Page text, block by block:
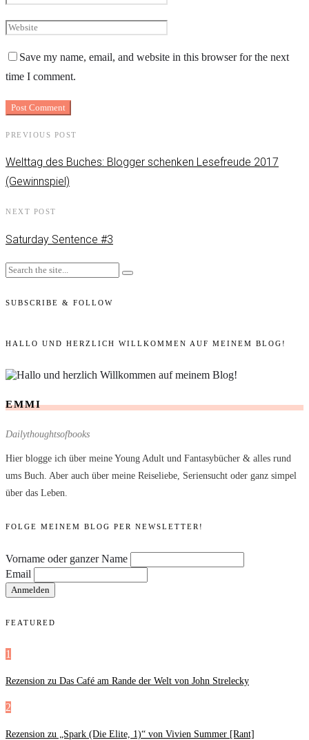
Save my name, email, and website in this browser for the next
time I comment.
PREVIOUS POST
Welttag des Buches: Blogger schenken Lesefreude 2017
(Gewinnspiel)
NEXT POST
Saturday Sentence #3
SUBSCRIBE & FOLLOW
HALLO UND HERZLICH WILLKOMMEN AUF MEINEM BLOG!
EMMI
Dailythoughtsofbooks
Hier blogge ich über meine Young Adult und Fantasybücher & alles rund
ums Buch. Aber auch über meine Reiseliebe, Seriensucht oder ganz simpel
über das Leben.
FOLGE MEINEM BLOG PER NEWSLETTER!
Vorname oder ganzer Name
Email
FEATURED
1
Rezension zu Das Café am Rande der Welt von John Strelecky
2
Rezension zu „Spark (Die Elite, 1)“ von Vivien Summer [Rant]